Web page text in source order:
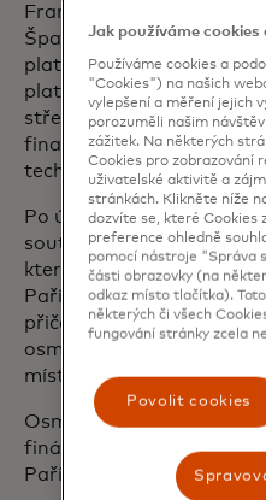
Francii, Itálii,
Španělsku a Portugalsku
plateb, Web3 a
platebních toků,
středních podniků,
financování a/nebo
technologií.
Po úvodním výběru se
soutěže zúčastní čtyř
které se budou konat od
Paříži, Madridu, Miláně a
přičemž v každém městě
osm fintechů, z nichž
místní vítězové.
Osm místních vítězů se
finále, které se uskuteční
Paříži.
Jak používáme cookies
Používáme cookies a
"Cookies") na našich
vylepšení a měření jejich
porozuměli našim
zážitek. Na některých
Cookies pro zobrazování
uživatelské aktivitě a
stránkách. Klikněte níže
dozvíte se, které Cookies
preference ohledně
pomocí nástroje "Správa
části obrazovky (na
odkaz místo tlačítka).
některých či všech
fungování stránky zcela
Povolit cookies